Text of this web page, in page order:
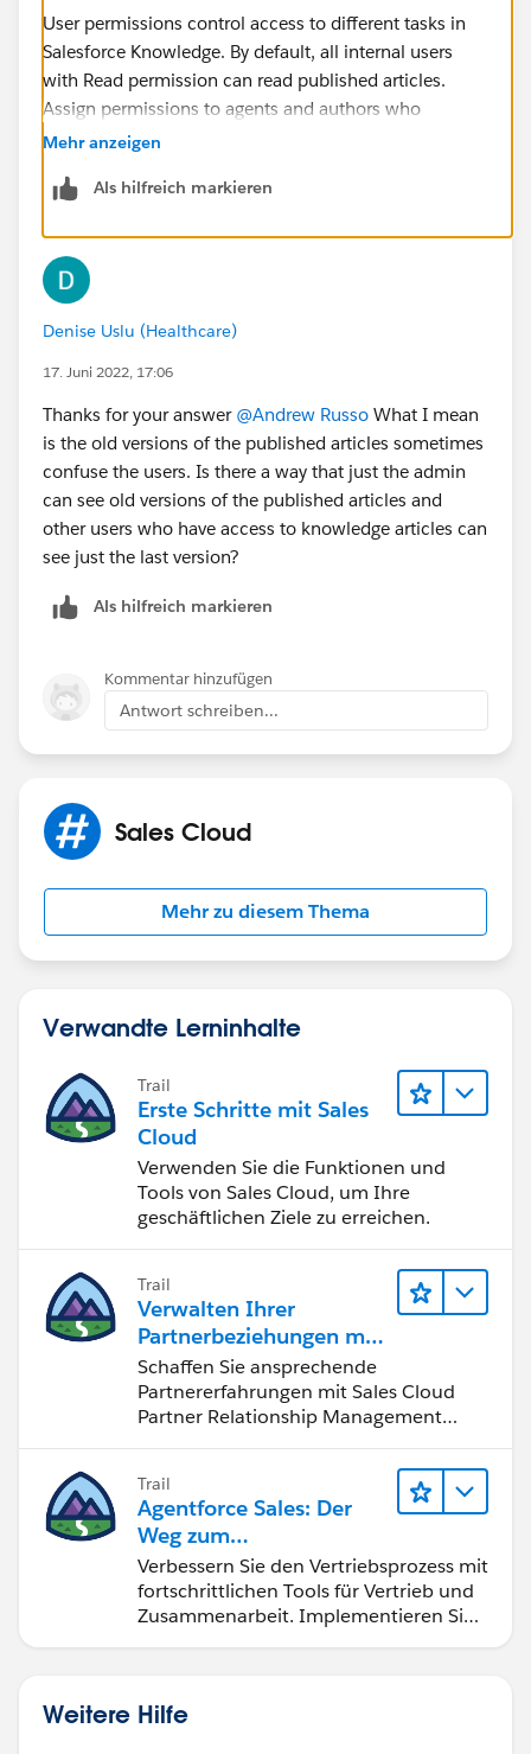
User permissions control access to different tasks in
Salesforce Knowledge. By default, all internal users
with Read permission can read published articles.
Assign permissions to agents and authors who
publish, archive, delete, and manage articles.
https://help.salesforce.com/s/articleView?
Mehr anzeigen
Als hilfreich markieren
Denise Uslu (Healthcare)
17. Juni 2022, 17:06
Thanks for your answer @Andrew Russo What I mean
is the old versions of the published articles sometimes
confuse the users. Is there a way that just the admin
can see old versions of the published articles and
other users who have access to knowledge articles can
see just the last version?
Als hilfreich markieren
Kommentar hinzufügen
Antwort schreiben...
Sales Cloud
Mehr zu diesem Thema
Verwandte Lerninhalte
Trail
Erste Schritte mit Sales
Cloud
Verwenden Sie die Funktionen und
Tools von Sales Cloud, um Ihre
geschäftlichen Ziele zu erreichen.
Trail
Verwalten Ihrer
Partnerbeziehungen mit
Sales Cloud PRM
Schaffen Sie ansprechende
Partnererfahrungen mit Sales Cloud
Partner Relationship Management
Trail
Agentforce Sales: Der
Weg zum
Vertriebsspezialisten
Verbessern Sie den Vertriebsprozess mit
fortschrittlichen Tools für Vertrieb und
Zusammenarbeit. Implementieren Sie
Weitere Hilfe